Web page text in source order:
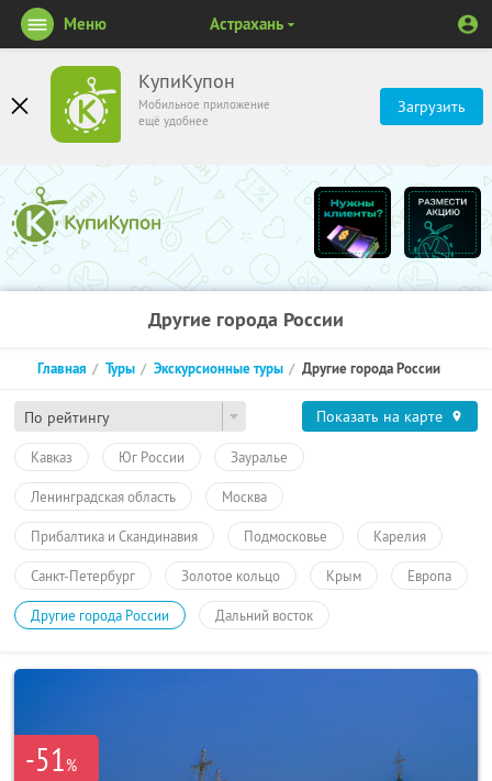
КупиКупон
Мобильное приложение
ещё удобнее
Загрузить
Меню Астрахань
Другие города России
По рейтингу
Главная Туры Экскурсионные туры Другие города России
Показать на карте
Кавказ Юг России Зауралье
Ленинградская область Москва
Прибалтика и Скандинавия Подмосковье Карелия
Санкт-Петербург Золотое кольцо Крым Европа
Другие города России Дальний восток
-51%